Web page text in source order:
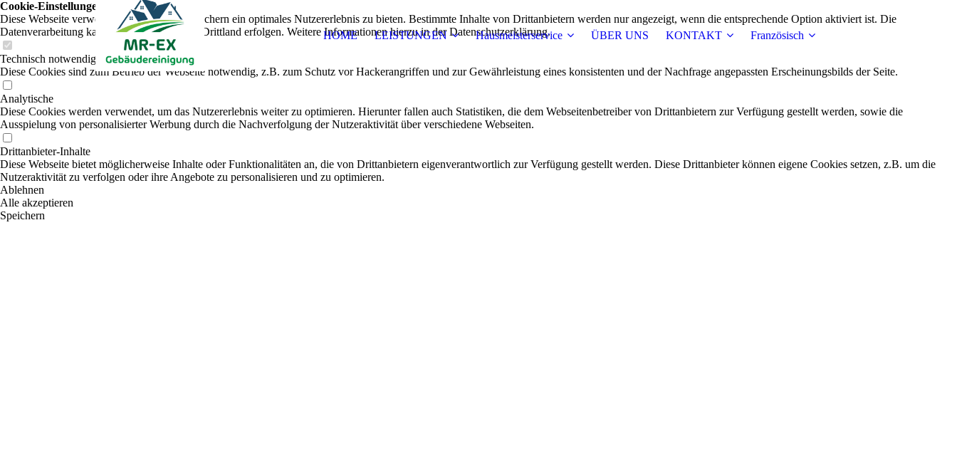
HOME LEISTUNGEN Hausmeisterservice ÜBER UNS KONTAKT Französisch
Cookie-Einstellungen
Diese Webseite verwendet Cookies, um Besuchern ein optimales Nutzererlebnis zu bieten. Bestimmte Inhalte von Drittanbietern werden nur angezeigt, wenn die entsprechende Option aktiviert ist. Die
Datenverarbeitung kann dann auch in einem Drittland erfolgen. Weitere Informationen hierzu in der Datenschutzerklärung.
Technisch notwendige
Diese Cookies sind zum Betrieb der Webseite notwendig, z.B. zum Schutz vor Hackerangriffen und zur Gewährleistung eines konsistenten und der Nachfrage angepassten Erscheinungsbilds der Seite.
Analytische
Diese Cookies werden verwendet, um das Nutzererlebnis weiter zu optimieren. Hierunter fallen auch Statistiken, die dem Webseitenbetreiber von Drittanbietern zur Verfügung gestellt werden, sowie die
Ausspielung von personalisierter Werbung durch die Nachverfolgung der Nutzeraktivität über verschiedene Webseiten.
Drittanbieter-Inhalte
Diese Webseite bietet möglicherweise Inhalte oder Funktionalitäten an, die von Drittanbietern eigenverantwortlich zur Verfügung gestellt werden. Diese Drittanbieter können eigene Cookies setzen, z.B. um die
Nutzeraktivität zu verfolgen oder ihre Angebote zu personalisieren und zu optimieren.
Ablehnen
Alle akzeptieren
Speichern